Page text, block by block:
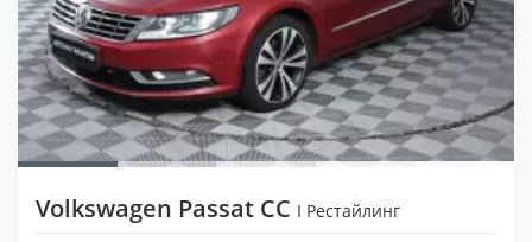
Volkswagen Passat CC I Рестайлинг